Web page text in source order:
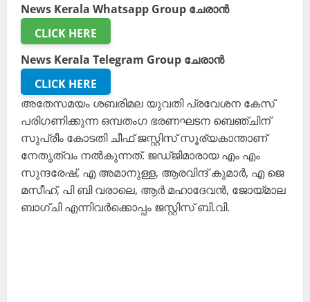
News Kerala Whatsapp Group ചേരാൻ
CLICK HERE
News Kerala Telegram Group ചേരാൻ
CLICK HERE
അതേസമയം ശബരിമല യുവതി പ്രവേശന കേസ്
പരിഗണിക്കുന്ന ഒമ്പതംഗ ഭരണഘടന ബെഞ്ചിന്
സുപ്രീം കോടതി ചീഫ് ജസ്റ്റിസ്‌ സൂര്യകാന്താണ്
നേതൃത്വം നൽകുന്നത്. ജഡ്ജിമാരായ എം എം
സുന്ദരേഷ്, എ അമാനുള്ള, ആരവിന്ദ് കുമാർ, എ ജെ
മസീഹ്, പി ബി വരാലെ, ആർ മഹാദേവൻ, ജോയ്മാല
ബാഗ്ചി എന്നിവർക്കൊപ്പം ജസ്റ്റിസ്‌ ബി.വി.